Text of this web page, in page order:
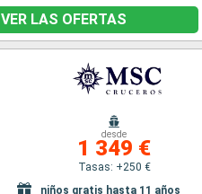
VER LAS OFERTAS
desde
1 349 €
Tasas: +250 €
niños gratis hasta 11 años